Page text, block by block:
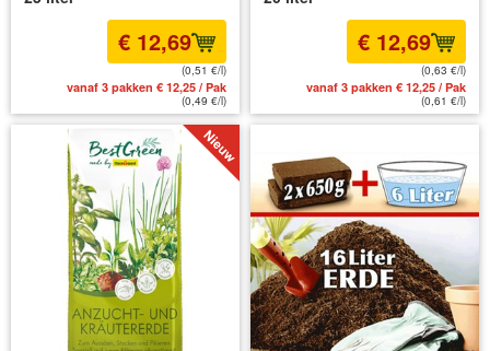
€ 12,69
(0,51 €/l)
vanaf 3 pakken € 12,25 / Pak
(0,49 €/l)
€ 12,69
(0,63 €/l)
vanaf 3 pakken € 12,25 / Pak
(0,61 €/l)